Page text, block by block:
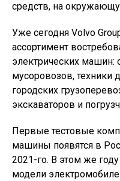
средств, на
Уже сегодня Volvo
ассортимент
электрических машин:
мусоровозов, техники
городских
экскаваторов и
Первые тестовые
машины появятся в
2021-го. В этом же
модели